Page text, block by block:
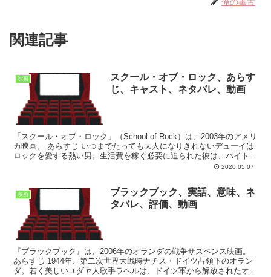
関連記事
映画
スクール・オブ・ロック、あらす
じ、キャスト、ネタバレ、動画
「スクール・オブ・ロック」（School of Rock）は、2003年のアメリ
カ映画。 あらすじ いつまでたっても大人になりきれないデューイは
ロックを愛する熱い男。生活費を稼ぐ必要に迫られた彼は、バイト気
2020.05.07
映画
ブラックブック、実話、意味、ネ
タバレ、評価、動画
『ブラックブック』は、2006年のオランダの戦争サスペンス映画。
あらすじ 1944年、第二次世界大戦時ナチス・ドイツ占領下のオラン
ダ。若く美しいユダヤ人歌手ラヘルは、ドイツ軍から解放されたオラ